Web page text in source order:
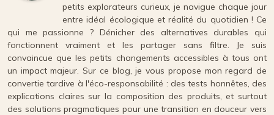
petits explorateurs curieux, je navigue chaque jour
entre idéal écologique et réalité du quotidien ! Ce
qui me passionne ? Dénicher des alternatives durables qui
fonctionnent vraiment et les partager sans filtre. Je suis
convaincue que les petits changements accessibles à tous ont
un impact majeur. Sur ce blog, je vous propose mon regard de
convertie tardive à l'éco-responsabilité : des tests honnêtes, des
explications claires sur la composition des produits, et surtout
des solutions pragmatiques pour une transition en douceur vers